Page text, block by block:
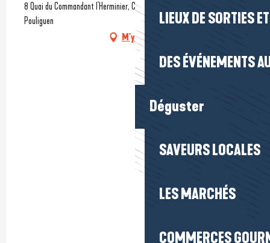
LIEUX DE SORTIES
DES ÉVÉNEMENTS
Déguster
SAVEURS LOCALES
LES MARCHÉS
COMMERCES
8 Quai du Commandant l'Herminier, Crêperie Barapom, 44510 Le
Pouliguen
M'y rendre